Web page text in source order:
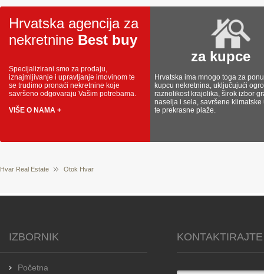
Hrvatska agencija za
nekretnine Best buy
Specijalizirani smo za prodaju,
iznajmljivanje i upravljanje imovinom te
se trudimo pronaći nekretnine koje
savršeno odgovaraju Vašim potrebama.
VIŠE O NAMA +
za kupce
Hrvatska ima mnogo toga za
kupcu nekretnina, uključujući
raznolikost krajolika, širok izbor
naselja i sela, savršene klimatske
te prekrasne plaže.
Hvar Real Estate Otok Hvar
IZBORNIK
Početna